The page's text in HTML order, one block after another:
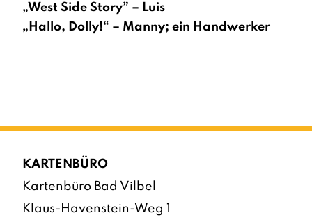
„West Side Story” – Luis
„Hallo, Dolly!“ – Manny; ein Handwerker
KARTENBÜRO
Kartenbüro Bad Vilbel
Klaus-Havenstein-Weg 1